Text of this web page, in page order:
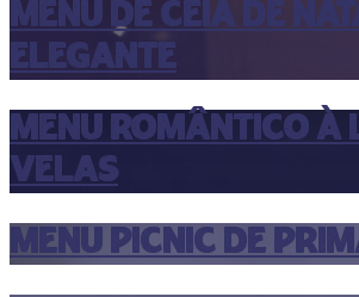
MENU DE CEIA DE
ELEGANTE
MENU ROMÂNTICO À
VELAS
MENU PICNIC DE